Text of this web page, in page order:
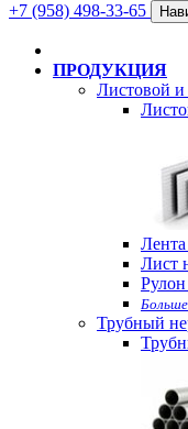
+7 (958) 498-33-65
ПРОДУКЦИЯ
Листовой
Лист
Больше
Трубный